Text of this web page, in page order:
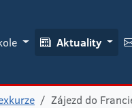
Aktuality
Zájezd do